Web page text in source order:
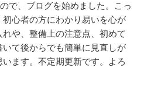
で、ブログを始めました。こっ
心者の方にわかり易いを心が
や、整備上の注意点、初めて
て後からでも簡単に見直しが
ます。不定期更新です。よろ